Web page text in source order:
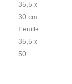
35,5 x
30 cm
Feuille
35,5 x
50